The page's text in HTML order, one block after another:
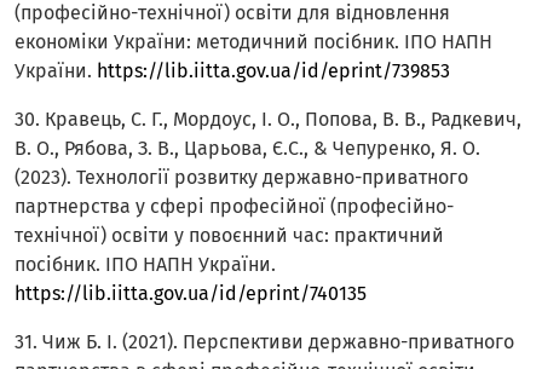
(професійно-технічної) освіти для відновлення
економіки України: методичний посібник. ІПО НАПН
України. https://lib.iitta.gov.ua/id/eprint/739853
30. Кравець, С. Г., Мордоус, І. О., Попова, В. В., Радкевич,
В. О., Рябова, З. В., Царьова, Є.С., & Чепуренко, Я. О.
(2023). Технології розвитку державно-приватного
партнерства у сфері професійної (професійно-
технічної) освіти у повоєнний час: практичний
посібник. ІПО НАПН України.
https://lib.iitta.gov.ua/id/eprint/740135
31. Чиж Б. І. (2021). Перспективи державно-приватного